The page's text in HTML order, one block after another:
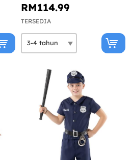
RM114.99
TERSEDIA